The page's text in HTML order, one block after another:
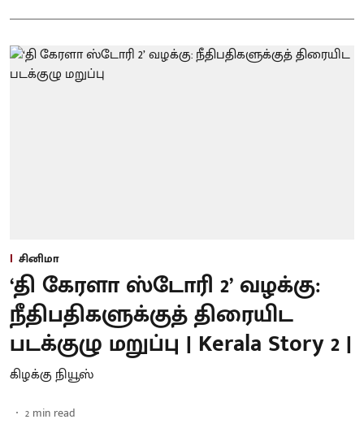
சினிமா
‘தி கேரளா ஸ்டோரி 2’ வழக்கு:
நீதிபதிகளுக்குத் திரையிட
படக்குழு மறுப்பு | Kerala Story 2 |
கிழக்கு நியூஸ்
2 min read